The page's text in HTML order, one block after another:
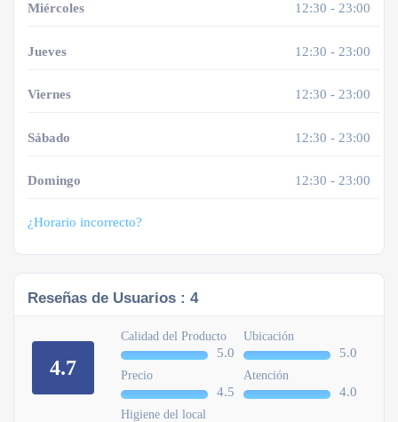
Miércoles 12:30 - 23:00
Jueves 12:30 - 23:00
Viernes 12:30 - 23:00
Sábado 12:30 - 23:00
Domingo 12:30 - 23:00
¿Horario incorrecto?
Reseñas de Usuarios : 4
4.7
Calidad del Producto
5.0
Ubicación
5.0
Precio
4.5
Atención
4.0
Higiene del local